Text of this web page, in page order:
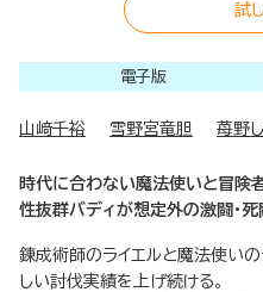
試
電子版
山﨑千裕 雪野宮竜胆 苺野
時代に合わない魔法使いと冒
性抜群バディが想定外の激闘・死
錬成術師のライエルと魔法使い
しい討伐実績を上げ続ける。